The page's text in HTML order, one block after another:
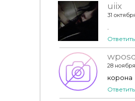
uiix
31
Ответить
28 ноября
корона
Ответить